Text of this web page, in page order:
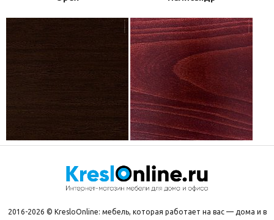
2016-2026 © KresloOnline: мебель, которая работает на вас — дома и в